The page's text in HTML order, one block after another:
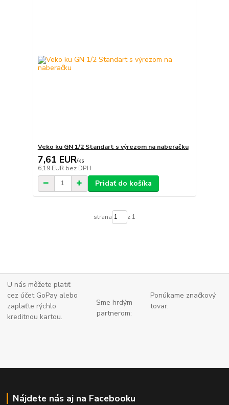
Veko ku GN 1/2 Standart s výrezom na naberačku
7,61 EUR/ks
6,19 EUR bez DPH
Pridať do košíka
strana z 1
U nás môžete platiť
cez účet GoPay alebo
zaplaťte rýchlo
kreditnou kartou.
Sme hrdým
partnerom:
Ponúkame značkový
tovar:
Nájdete nás aj na Facebooku